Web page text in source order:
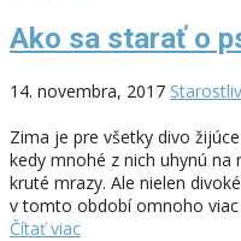
Ako sa starať o
14. novembra, 2017
Zima je pre všetky divo
kedy mnohé z nich uhynú
kruté mrazy. Ale nielen
v tomto období omnoho
Čítať viac